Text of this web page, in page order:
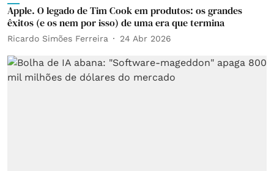
Apple. O legado de Tim Cook em produtos: os grandes
êxitos (e os nem por isso) de uma era que termina
Ricardo Simões Ferreira 24 Abr 2026